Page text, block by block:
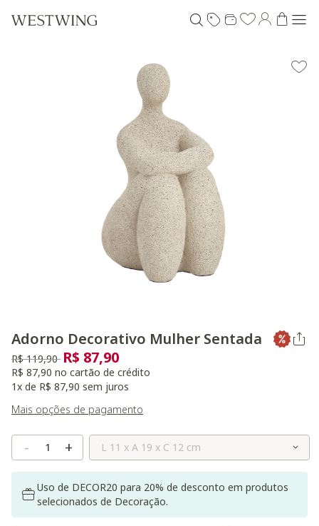
Adorno Decorativo Mulher Sentada
Preço reduzido de
R$ 119,90 para
R$ 87,90
R$ 87,90 no cartão de crédito
1x de R$ 87,90 sem juros
Mais opções de pagamento
- + Selecione o Tamanho
Uso de DECOR20 para 20% de desconto em produtos
selecionados de Decoração.